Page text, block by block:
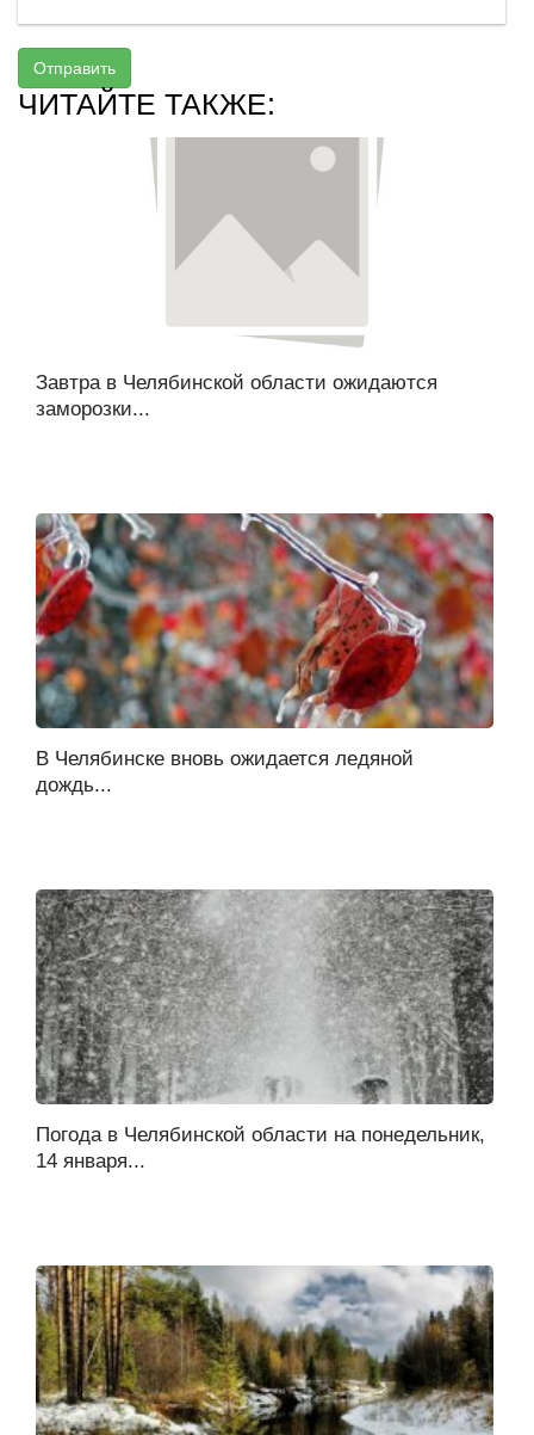
Отправить
ЧИТАЙТЕ ТАКЖЕ:
Завтра в Челябинской области ожидаются
заморозки...
В Челябинске вновь ожидается ледяной
дождь...
Погода в Челябинской области на понедельник,
14 января...